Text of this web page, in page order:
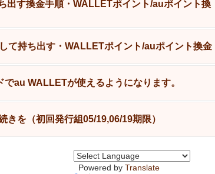
出す換金手順・WALLETポイント/auポイント換
て持ち出す・WALLETポイント/auポイント換金
でau WALLETが使えるようになります。
を（初回発行組05/19,06/19期限）
Powered by Translate